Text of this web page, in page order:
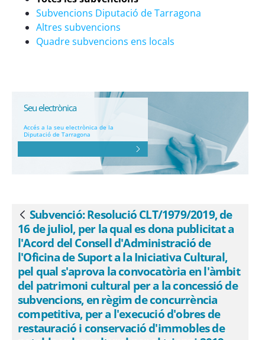
qual s&#39;aprova la convocatòria en
l&#39;àmbit del patrimoni cultural per a
la concessió de subvencions, en règim
restauració i conservació
d&#39;immobles de notable valor
cultural per al trienni 2019-2021 (ref.
BDNS 466809) - eSAM
Subvencions Diputació de Tarragona
Altres subvencions
Quadre subvencions ens locals
Seu electrònica
Accés a la seu electrònica de la
Diputació de Tarragona
Vés enrere
Subvenció: Resolució CLT/1979/2019, de
16 de juliol, per la qual es dona publicitat a
l'Acord del Consell d'Administració de
l'Oficina de Suport a la Iniciativa Cultural,
pel qual s'aprova la convocatòria en l'àmbit
del patrimoni cultural per a la concessió de
subvencions, en règim de concurrència
competitiva, per a l'execució d'obres de
restauració i conservació d'immobles de